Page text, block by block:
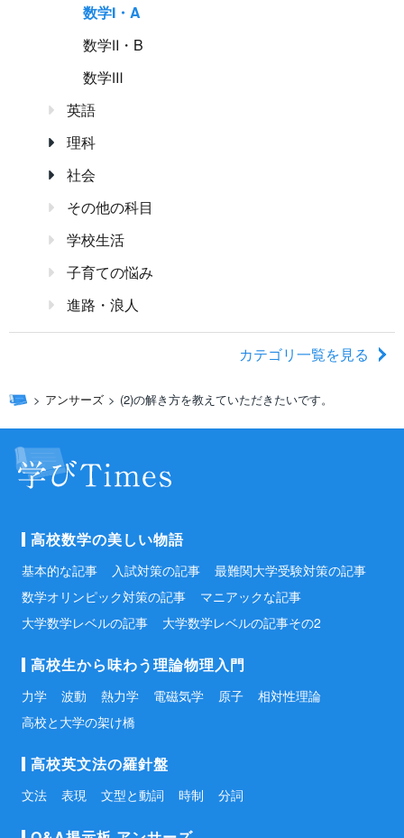
数学Ⅰ・A
数学Ⅱ・B
数学Ⅲ
英語
理科
社会
その他の科目
学校生活
子育ての悩み
進路・浪人
カテゴリ一覧を見る
アンサーズ (2)の解き方を教えていただきたいです。
高校数学の美しい物語
基本的な記事 入試対策の記事
最難関大学受験対策の記事
数学オリンピック対策の記事
マニアックな記事
大学数学レベルの記事
大学数学レベルの記事その2
高校生から味わう理論物理入門
力学 波動 熱力学 電磁気学 原子
相対性理論
高校と大学の架け橋
高校英文法の羅針盤
文法 表現 文型と動詞 時制 分詞